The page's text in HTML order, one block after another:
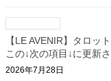
【LE AVENIR】タロ
この↓次の項目↓に更新
2026年7月28日